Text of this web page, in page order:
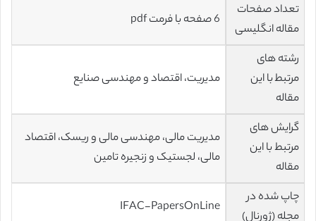
تعداد صفحات
مقاله انگلیسی
6 صفحه با فرمت pdf
رشته های
مرتبط با این
مقاله
مدیریت، اقتصاد و مهندسی صنایع
گرایش های
مرتبط با این
مقاله
مدیریت مالی، مهندسی مالی و ریسک، اقتصاد
مالی، لجستیک و زنجیره تامین
چاپ شده در
مجله (ژورنال)
IFAC-PapersOnLine